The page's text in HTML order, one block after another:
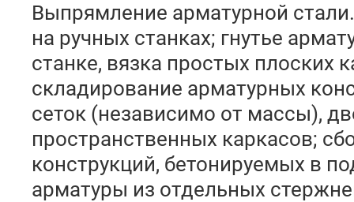
Выпрямление арматурной
на ручных станках; гнутье
станке, вязка простых плоских
складирование арматурных
сеток (независимо от массы),
пространственных каркасов;
конструкций, бетонируемых в
арматуры из отдельных